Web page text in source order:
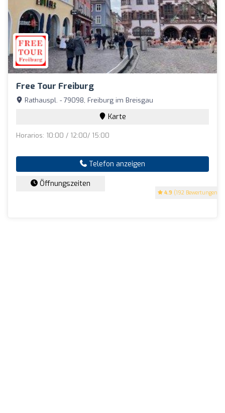
Free Tour Freiburg
4.9 (192 Bewertungen)
Rathauspl. - 79098, Freiburg im Breisgau
Karte
Horarios: 10:00 / 12:00/ 15:00
Telefon anzeigen
Öffnungszeiten